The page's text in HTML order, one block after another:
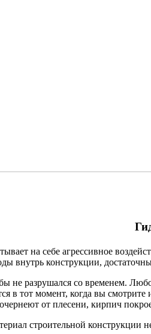
на себе агрессивное
внутрь конструкции,
разрушался со временем.
в тот момент, когда вы
от плесени, кирпич
строительной конструкции